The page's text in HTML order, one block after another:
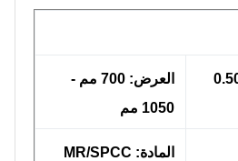
العرض: 700 مم -
1050 مم
المادة: MR/SPCC